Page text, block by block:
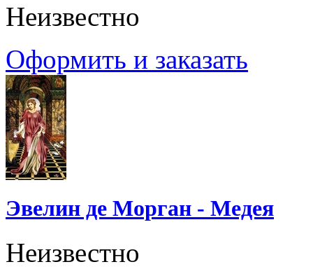
Неизвестно
Оформить и заказать
Эвелин де Морган - Медея
Неизвестно